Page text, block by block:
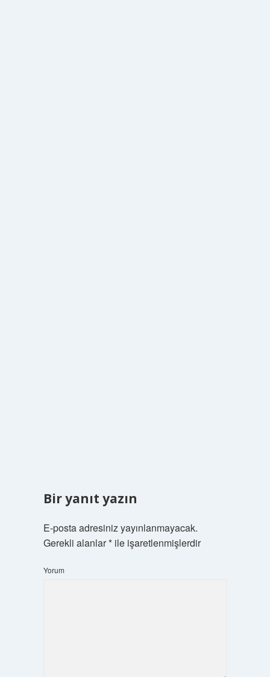
Bir yanıt yazın
E-posta adresiniz yayınlanmayacak.
Gerekli alanlar*ile işaretlenmişlerdir
Yorum